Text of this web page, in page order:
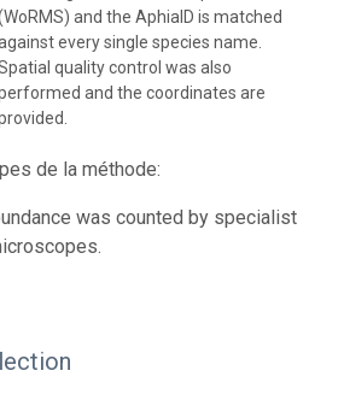
and the AphiaID is matched
every single species name.
quality control was also
and the coordinates are
de la méthode:
was counted by specialist